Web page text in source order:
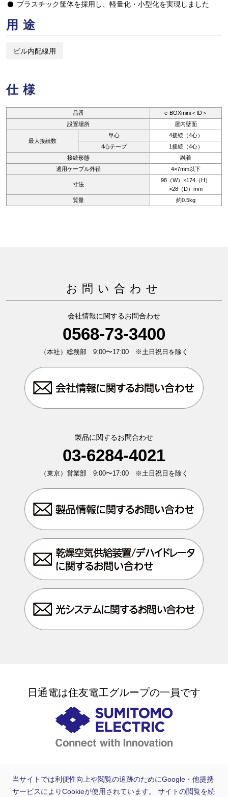
当サイトでは利便性向上や閲覧の追跡のためにGoogle・他提携
サービスによりCookieが使用されています。 サイトの閲覧を続
プラスチック筐体を採用し、軽量化・小型化を実現しました
用途
ビル内配線用
仕様
品番
e-BOXmini＜ID＞
設置場所
屋内壁面
最大接続数
単心
4接続（4心）
4心テープ
1接続（4心）
接続形態
融着
適用ケーブル外径
4×7mm以下
寸法
98（W）×174（H）
×28（D）mm
質量
約0.5kg
お問い合わせ
会社情報に関するお問合わせ
0568-73-3400
（本社）総務部 9:00〜17:00 ※土日祝日を除く
製品に関するお問合わせ
03-6284-4021
（東京）営業部 9:00〜17:00 ※土日祝日を除く
日通電は住友電工グループの一員です